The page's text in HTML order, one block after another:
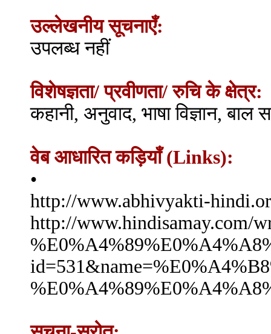
उल्लेखनीय सूचनाएँ:
उपलब्ध नहीं
विशेषज्ञता/ प्रवीणता/ रुचि के क्षेत्र:
कहानी, अनुवाद, भाषा विज्ञान, बाल
वेब आधारित कड़ियाँ (Links):
•
http://www.abhivyakti-
http://www.hindisamay.com/